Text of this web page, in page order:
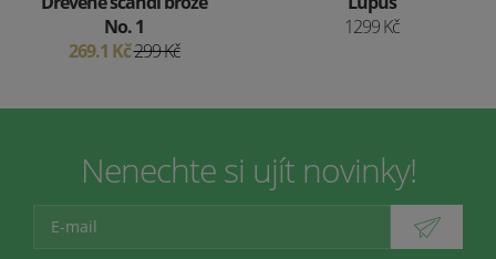
No. 1
269.1 Kč299 Kč
1299 Kč
Nenechte si ujít novinky!